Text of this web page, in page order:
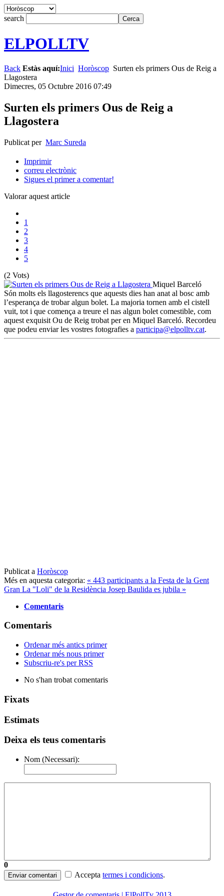
search
ELPOLLTV
Back Estàs aquí:Inici Horòscop Surten els primers Ous de Reig a
Llagostera
Dimecres, 05 Octubre 2016 07:49
Surten els primers Ous de Reig a
Llagostera
Publicat per Marc Sureda
Imprimir
correu electrònic
Sigues el primer a comentar!
Valorar aquest article
1
2
3
4
5
(2 Vots)
Miquel Barceló
Són molts els llagosterencs que aquests dies han anat al bosc amb
l’esperança de trobar algun bolet. La majoria tornen amb el cistell
vuit, tot i que comença a treure el nas algun bolet comestible, com
aquest exquisit Ou de Reig trobat per en Miquel Barceló. Recordeu
que podeu enviar les vostres fotografies a participa@elpolltv.cat.
Publicat a Horòscop
Més en aquesta categoria: « 443 participants a la Festa de la Gent
Gran La "Loli" de la Residència Josep Baulida es jubila »
Comentaris
Comentaris
Ordenar més antics primer
Ordenar més nous primer
Subscriu-re's per RSS
No s'han trobat comentaris
Fixats
Estimats
Deixa els teus comentaris
Nom (Necessari):
0
Enviar comentari Accepta termes i condicions.